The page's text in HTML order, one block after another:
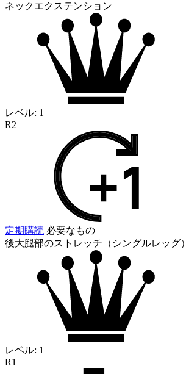
ネックエクステンション
レベル: 1
R2
定期購読 必要なもの
後大腿部のストレッチ（シングルレッグ）
レベル: 1
R1